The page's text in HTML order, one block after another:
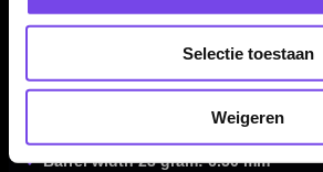
Selectie toestaan
Weigeren
✓ Verticale milled cuts aan de
Zwart-zilver-bronzen afwerking
✓ Geschikt voor middle en rear grip
✓ Barrel width 23 gram: 6.50 mm